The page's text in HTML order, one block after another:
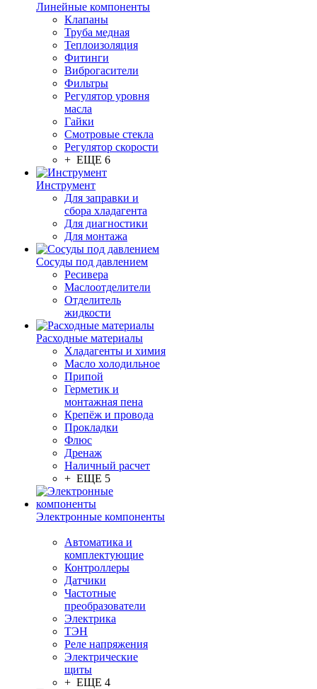
Линейные компоненты
Клапаны
Труба медная
Теплоизоляция
Фитинги
Виброгасители
Фильтры
Регулятор уровня
масла
Гайки
Смотровые стекла
Регулятор скорости
+ ЕЩЕ 6
Инструмент
Для заправки и
сбора хладагента
Для диагностики
Для монтажа
Сосуды под давлением
Ресивера
Маслоотделители
Отделитель
жидкости
Расходные материалы
Хладагенты и химия
Масло холодильное
Припой
Герметик и
монтажная пена
Крепёж и провода
Прокладки
Флюс
Дренаж
Наличный расчет
+ ЕЩЕ 5
Электронные компоненты
Автоматика и
комплектующие
Контроллеры
Датчики
Частотные
преобразователи
Электрика
ТЭН
Реле напряжения
Электрические
щиты
+ ЕЩЕ 4